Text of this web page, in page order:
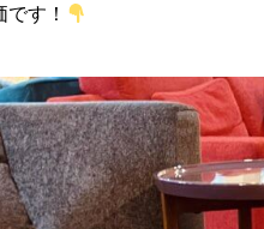
す！